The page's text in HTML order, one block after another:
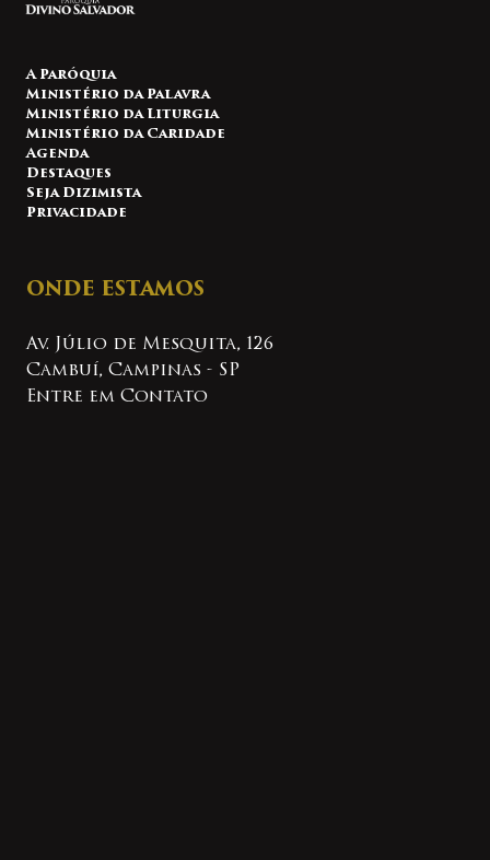
A Paróquia
Ministério da Palavra
Ministério da Liturgia
Ministério da Caridade
Agenda
Destaques
Seja Dizimista
Privacidade
ONDE ESTAMOS
Av. Júlio de Mesquita, 126
Cambuí, Campinas - SP
Entre em Contato